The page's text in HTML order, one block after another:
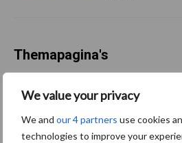
We value your privacy
We and our 4 partners use cookies
technologies to improve your
Themapagina's
Diergezondheid